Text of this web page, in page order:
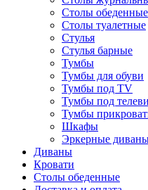
Столы обеденные
Столы туалетные
Стулья
Стулья барные
Тумбы
Тумбы для обуви
Тумбы под TV
Тумбы под
Тумбы
Шкафы
Эркерные
Диваны
Кровати
Столы обеденные